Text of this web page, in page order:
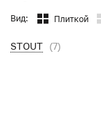
Вид: Плиткой
STOUT (7)